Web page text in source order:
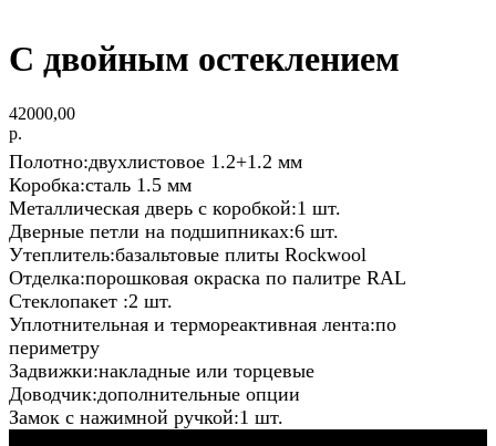
С двойным остеклением
42000,00
р.
Полотно:двухлистовое 1.2+1.2 мм
Коробка:сталь 1.5 мм
Металлическая дверь с коробкой:1 шт.
Дверные петли на подшипниках:6 шт.
Утеплитель:базальтовые плиты Rockwool
Отделка:порошковая окраска по палитре RAL
Стеклопакет :2 шт.
Уплотнительная и термореактивная лента:по
периметру
Задвижки:накладные или торцевые
Доводчик:дополнительные опции
Замок с нажимной ручкой:1 шт.